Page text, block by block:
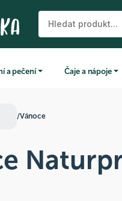
a pečení Čaje a nápoje
/Vánoce